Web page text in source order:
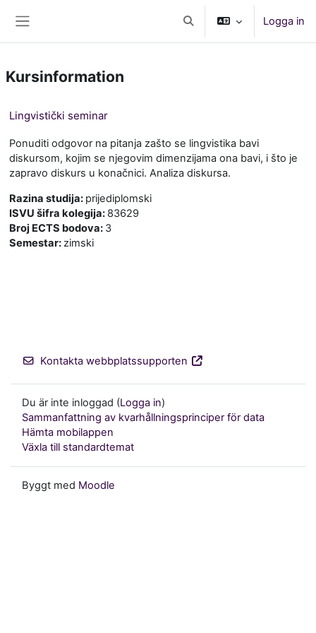
Växla sökinmatningLogga in
Kursinformation
Lingvistički seminar
Ponuditi odgovor na pitanja zašto se lingvistika bavi
diskursom, kojim se njegovim dimenzijama ona bavi, i što je
zapravo diskurs u konačnici. Analiza diskursa.
Razina studija: prijediplomski
ISVU šifra kolegija: 83629
Broj ECTS bodova: 3
Semestar:zimski
Kontakta webbplatssupporten
Du är inte inloggad (Logga in)
Sammanfattning av kvarhållningsprinciper för data
Hämta mobilappen
Växla till standardtemat
Byggt med Moodle